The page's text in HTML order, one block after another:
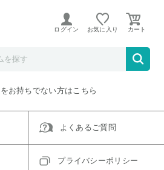
ります。
ログイン お気に入り
い終了、またはただいま取り扱い
お持ちでない方はこちら
よくあるご質問
プライバシーポリシー